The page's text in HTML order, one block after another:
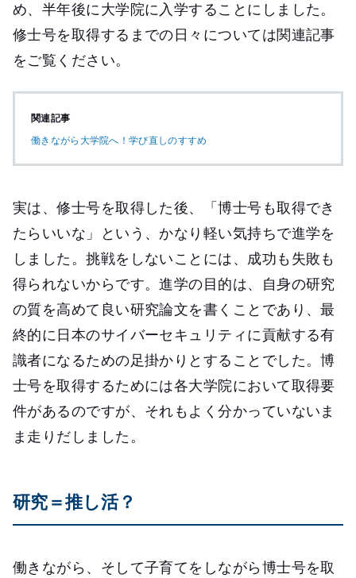
め、半年後に大学院に入学することにしました。
修士号を取得するまでの日々については関連記事
をご覧ください。
関連記事
働きながら大学院へ！学び直しのすすめ
実は、修士号を取得した後、「博士号も取得でき
たらいいな」という、かなり軽い気持ちで進学を
しました。挑戦をしないことには、成功も失敗も
得られないからです。進学の目的は、自身の研究
の質を高めて良い研究論文を書くことであり、最
終的に日本のサイバーセキュリティに貢献する有
識者になるための足掛かりとすることでした。博
士号を取得するためには各大学院において取得要
件があるのですが、それもよく分かっていないま
ま走りだしました。
研究＝推し活？
働きながら、そして子育てをしながら博士号を取